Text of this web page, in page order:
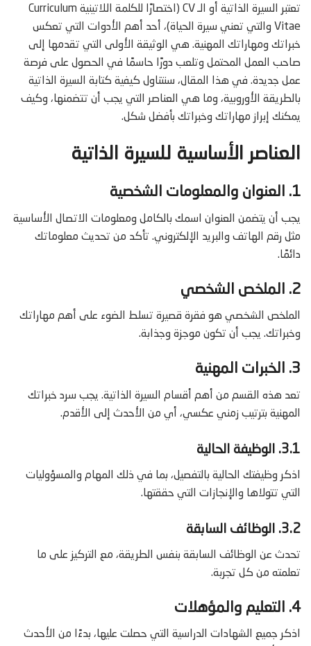
تعتبر السيرة الذاتية أو الـ CV (اختصارًا للكلمة اللاتينية Curriculum
Vitae والتي تعني سيرة الحياة)، أحد أهم الأدوات التي تعكس
خبراتك ومهاراتك المهنية. هي الوثيقة الأولى التي تقدمها إلى
صاحب العمل المحتمل وتلعب دورًا حاسمًا في الحصول على فرصة
عمل جديدة. في هذا المقال، سنتناول كيفية كتابة السيرة الذاتية
بالطريقة الأوروبية، وما هي العناصر التي يجب أن تتضمنها، وكيف
يمكنك إبراز مهاراتك وخبراتك بأفضل شكل.
العناصر الأساسية للسيرة الذاتية
1. العنوان والمعلومات الشخصية
يجب أن يتضمن العنوان اسمك بالكامل ومعلومات الاتصال الأساسية
مثل رقم الهاتف والبريد الإلكتروني. تأكد من تحديث معلوماتك
دائمًا.
2. الملخص الشخصي
الملخص الشخصي هو فقرة قصيرة تسلط الضوء على أهم مهاراتك
وخبراتك. يجب أن تكون موجزة وجذابة.
3. الخبرات المهنية
تعد هذه القسم من أهم أقسام السيرة الذاتية. يجب سرد خبراتك
المهنية بترتيب زمني عكسي، أي من الأحدث إلى الأقدم.
3.1. الوظيفة الحالية
اذكر وظيفتك الحالية بالتفصيل، بما في ذلك المهام والمسؤوليات
التي تتولاها والإنجازات التي حققتها.
3.2. الوظائف السابقة
تحدث عن الوظائف السابقة بنفس الطريقة، مع التركيز على ما
تعلمته من كل تجربة.
4. التعليم والمؤهلات
اذكر جميع الشهادات الدراسية التي حصلت عليها، بدءًا من الأحدث